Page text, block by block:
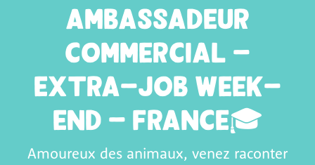
Ambassadeur
Commercial -
extra-job week-
end - France🎓
Amoureux des animaux, venez raconter